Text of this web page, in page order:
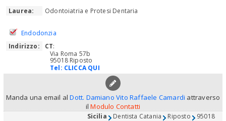
Laurea: Odontoiatria e Protesi Dentaria
Endodonzia
Indirizzo:
CT:
Via Roma 57b
95018 Riposto
Tel: CLICCA QUI
Manda una email alDott. Damiano Vito Raffaele Camardi attraverso
ilModulo Contatti
Sicilia Dentista Catania Riposto 95018